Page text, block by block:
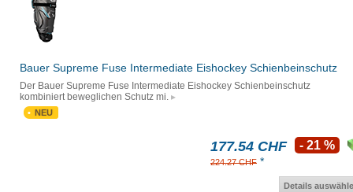
Bauer Supreme Fuse Intermediate Eishockey Schienbeinschutz
Der Bauer Supreme Fuse Intermediate Eishockey Schienbeinschutz
kombiniert beweglichen Schutz mi.
NEU
177.54 CHF
224.27 CHF *
- 21 %
Details